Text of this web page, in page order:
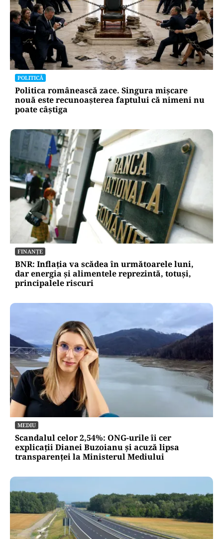
POLITICĂ
Politica românească zace. Singura mișcare
nouă este recunoașterea faptului că nimeni nu
poate câștiga
FINANȚE
BNR: Inflația va scădea în următoarele luni,
dar energia și alimentele reprezintă, totuși,
principalele riscuri
MEDIU
Scandalul celor 2,54%: ONG-urile îi cer
explicații Dianei Buzoianu și acuză lipsa
transparenței la Ministerul Mediului